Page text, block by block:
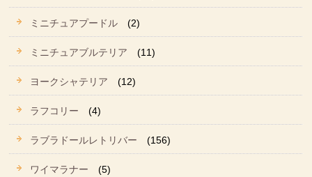
ミニチュアプードル (2)
ミニチュアブルテリア (11)
ヨークシャテリア (12)
ラフコリー (4)
ラブラドールレトリバー (156)
ワイマラナー (5)